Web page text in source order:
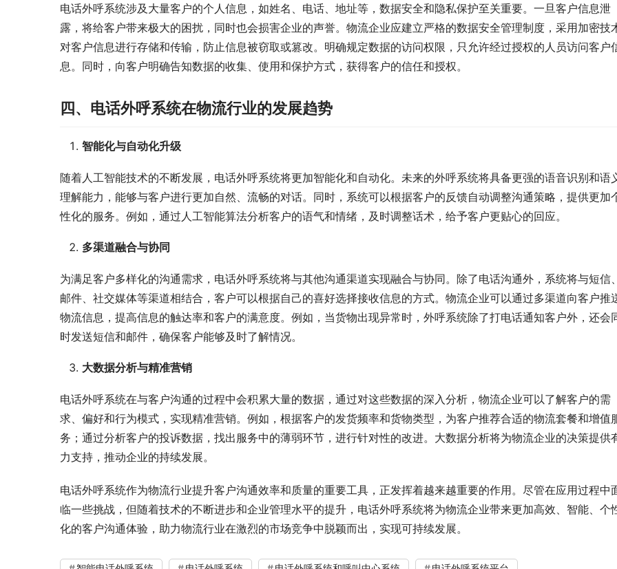
电话外呼系统涉及大量客户的个人信息，如姓名、电话、地址等，数据安全和隐私保护至关重要。一旦客户信息泄
露，将给客户带来极大的困扰，同时也会损害企业的声誉。物流企业应建立严格的数据安全管理制度，采用加密技
对客户信息进行存储和传输，防止信息被窃取或篡改。明确规定数据的访问权限，只允许经过授权的人员访问客户
息。同时，向客户明确告知数据的收集、使用和保护方式，获得客户的信任和授权。
四、电话外呼系统在物流行业的发展趋势
智能化与自动化升级
随着人工智能技术的不断发展，电话外呼系统将更加智能化和自动化。未来的外呼系统将具备更强的语音识别和语
理解能力，能够与客户进行更加自然、流畅的对话。同时，系统可以根据客户的反馈自动调整沟通策略，提供更加
性化的服务。例如，通过人工智能算法分析客户的语气和情绪，及时调整话术，给予客户更贴心的回应。
多渠道融合与协同
为满足客户多样化的沟通需求，电话外呼系统将与其他沟通渠道实现融合与协同。除了电话沟通外，系统将与短信、
邮件、社交媒体等渠道相结合，客户可以根据自己的喜好选择接收信息的方式。物流企业可以通过多渠道向客户推
物流信息，提高信息的触达率和客户的满意度。例如，当货物出现异常时，外呼系统除了打电话通知客户外，还会
时发送短信和邮件，确保客户能够及时了解情况。
大数据分析与精准营销
电话外呼系统在与客户沟通的过程中会积累大量的数据，通过对这些数据的深入分析，物流企业可以了解客户的需
求、偏好和行为模式，实现精准营销。例如，根据客户的发货频率和货物类型，为客户推荐合适的物流套餐和增值
务；通过分析客户的投诉数据，找出服务中的薄弱环节，进行针对性的改进。大数据分析将为物流企业的决策提供
力支持，推动企业的持续发展。
电话外呼系统作为物流行业提升客户沟通效率和质量的重要工具，正发挥着越来越重要的作用。尽管在应用过程中
临一些挑战，但随着技术的不断进步和企业管理水平的提升，电话外呼系统将为物流企业带来更加高效、智能、个
化的客户沟通体验，助力物流行业在激烈的市场竞争中脱颖而出，实现可持续发展。